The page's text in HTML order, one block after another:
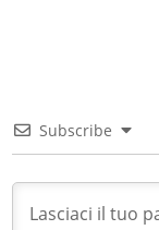
Subscribe